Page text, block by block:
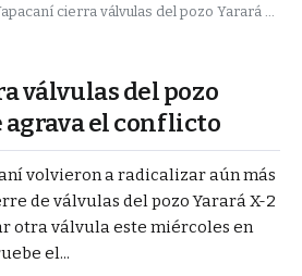
cierra válvulas del pozo Yarará X-2 y se agrava el conflicto
válvulas del pozo
agrava el conflicto
volvieron a radicalizar aún más
de válvulas del pozo Yarará X-2
otra válvula este miércoles en
el...